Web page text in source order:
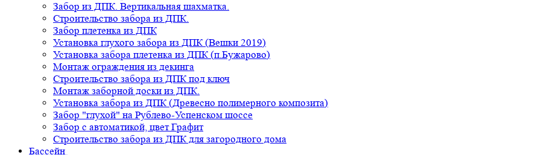
Забор из ДПК. Вертикальная шахматка.
Строительство забора из ДПК.
Забор плетенка из ДПК
Установка глухого забора из ДПК (Вешки 2019)
Установка забора плетенка из ДПК (п.Бужарово)
Монтаж ограждения из декинга
Строительство забора из ДПК под ключ
Монтаж заборной доски из ДПК.
Установка забора из ДПК (Древесно полимерного композита)
Забор "глухой" на Рублево-Успенском шоссе
Забор с автоматикой, цвет Графит
Строительство забора из ДПК для загородного дома
Бассейн